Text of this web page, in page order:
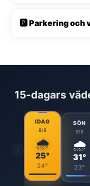
🅿️ Parkering och
15-dagars
‹
IDAG
8/8
🌧️
25°
24°
SÖN
9/8
🌧️
31°
23°